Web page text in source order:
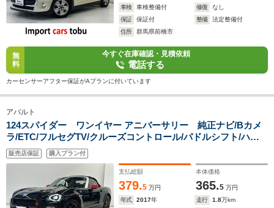
車検
車検整備付 修復
なし
保証
保証付 整備
法定整備付
住所
群馬県前橋市
無
料
今すぐ在庫確認・見積依頼
電話する
カーセンサーアフター保証がAプランに付いています
アバルト
124スパイダー ワンイヤー アニバーサリー 純正ナビ/Bカメ
ラ/ETC/フルセグTV/クルーズコントロール/パドルシフト/ハー
フレザーシート/シートヒーター/ブレンボ製ブレーキキャリパ
ー/純正アルミホイール/スマートキー/キーレス
販売店保証 購入プラン付
支払総額
379.5 万円
本体価格
365.5 万円
年式
2017年 走行 1.8万km